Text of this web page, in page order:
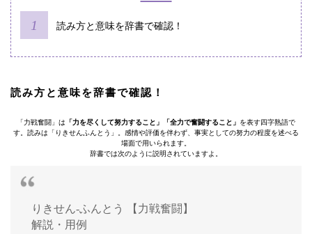
読み方と意味を辞書で確認！
読み方と意味を辞書で確認！
「力戦奮闘」は 「力を尽くして努力すること」「全力で奮闘すること」 を表す四字熟語で
す。読みは「りきせんふんとう」。感情や評価を伴わず、事実としての努力の程度を述べる
場面で用いられます。
辞書では次のように説明されていますよ。
りきせん‐ふんとう 【力戦奮闘】
解説・用例